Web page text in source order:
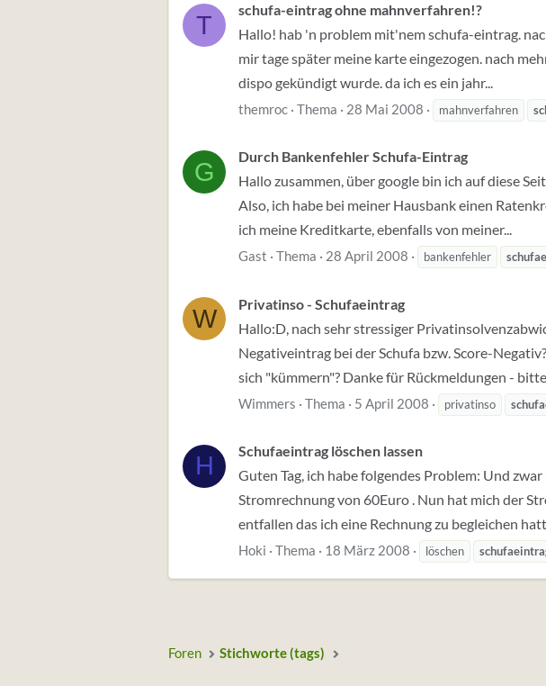
T
schufa-eintrag ohne mahnverfahren!?
Hallo! hab 'n problem mit'nem schufa-eintrag.
mir tage später meine karte eingezogen. nach
dispo gekündigt wurde. da ich es ein jahr...
themroc Thema 28 Mai 2008 mahnverfahren
G
Durch Bankenfehler Schufa-Eintrag
Hallo zusammen, über google bin ich auf diese
Also, ich habe bei meiner Hausbank einen
ich meine Kreditkarte, ebenfalls von meiner...
Gast Thema 28 April 2008 bankenfehler
W
Privatinso - Schufaeintrag
Hallo:D, nach sehr stressiger
Negativeintrag bei der Schufa bzw. Score-
sich "kümmern"? Danke für Rückmeldungen - bitte...
Wimmers Thema 5 April 2008 privatinso
H
Schufaeintrag löschen lassen
Guten Tag, ich habe folgendes Problem: Und
Stromrechnung von 60Euro . Nun hat mich der
entfallen das ich eine Rechnung zu begleichen
Hoki Thema 18 März 2008 löschen
Foren Stichworte (tags)